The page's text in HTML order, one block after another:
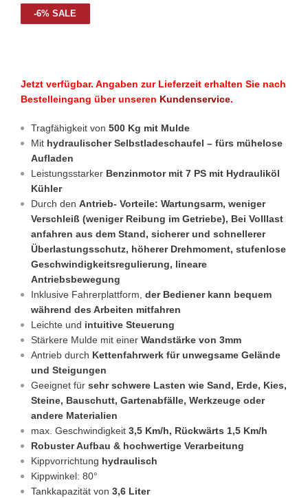
-6% SALE
Jetzt verfügbar. Angaben zur Lieferzeit erhalten Sie nach
Bestelleingang über unseren Kundenservice.
Tragfähigkeit von 500 Kg mit Mulde
Mit hydraulischer Selbstladeschaufel – fürs mühelose
Aufladen
Leistungsstarker Benzinmotor mit 7 PS mit Hydrauliköl
Kühler
Durch den Antrieb- Vorteile: Wartungsarm, weniger
Verschleiß (weniger Reibung im Getriebe), Bei Volllast
anfahren aus dem Stand, sicherer und schnellerer
Überlastungsschutz, höherer Drehmoment, stufenlose
Geschwindigkeitsregulierung, lineare
Antriebsbewegung
Inklusive Fahrerplattform, der Bediener kann bequem
während des Arbeiten mitfahren
Leichte und intuitive Steuerung
Stärkere Mulde mit einer Wandstärke von 3mm
Antrieb durch Kettenfahrwerk für unwegsame Gelände
und Steigungen
Geeignet für sehr schwere Lasten wie Sand, Erde, Kies,
Steine, Bauschutt, Gartenabfälle, Werkzeuge oder
andere Materialien
max. Geschwindigkeit 3,5 Km/h, Rückwärts 1,5 Km/h
Robuster Aufbau & hochwertige Verarbeitung
Kippvorrichtung hydraulisch
Kippwinkel: 80°
Tankkapazität von 3,6 Liter